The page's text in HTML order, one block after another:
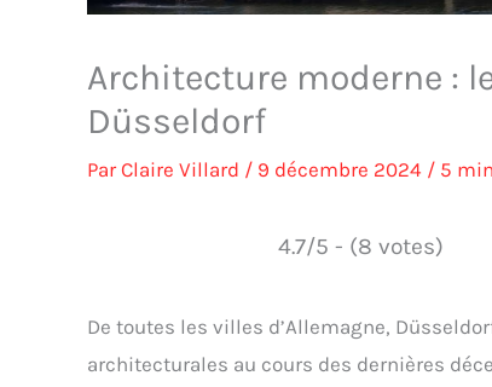
Architecture moderne :
Düsseldorf
ParClaire Villard / 9 décembre 2024 / 5
4.7/5 - (8 votes)
De toutes les villes d’Allemagne,
architecturales au cours des dernières